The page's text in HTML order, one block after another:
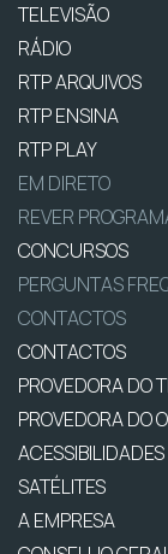
TELEVISÃO
RÁDIO
RTP ARQUIVOS
RTP ENSINA
RTP PLAY
EM DIRETO
REVER
CONCURSOS
PERGUNTAS
CONTACTOS
CONTACTOS
PROVEDORA DO
PROVEDORA DO
ACESSIBILIDADES
SATÉLITES
A EMPRESA